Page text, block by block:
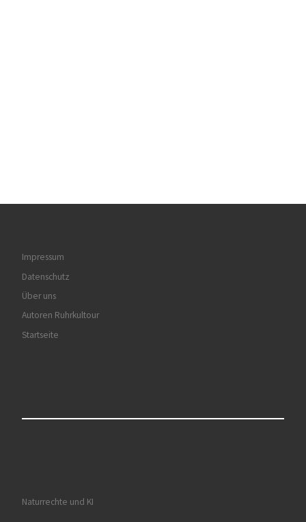
Impressum
Datenschutz
Über uns
Autoren Ruhrkultour
Startseite
Naturrechte und KI